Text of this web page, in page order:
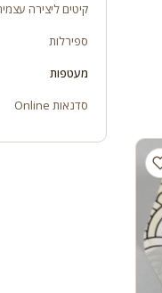
קיטים ליצירה
ספירלות
מעטפות
סדנאות Online